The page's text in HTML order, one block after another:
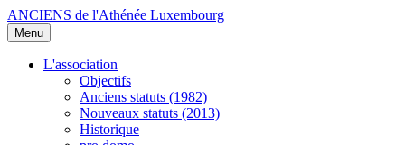
ANCIENS de l'Athénée Luxembourg
Menu
L'association
Objectifs
Anciens statuts (1982)
Nouveaux statuts (2013)
Historique